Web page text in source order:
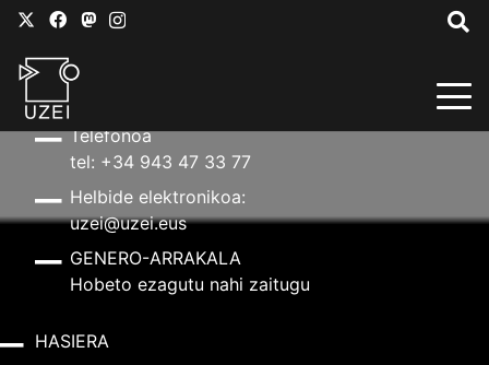
Helbidea
Telefonoa
tel: +34 943 47 33 77
Helbide elektronikoa:
uzei@uzei.eus
GENERO-ARRAKALA
Hobeto ezagutu nahi zaitugu
HASIERA